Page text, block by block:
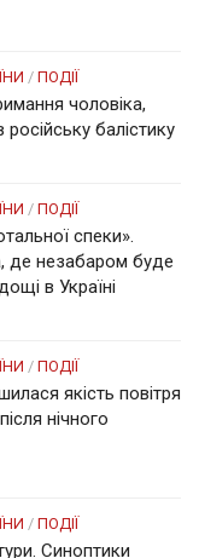
/ ПОДІЇ
чоловіка,
балістику
/ ПОДІЇ
спеки».
де незабаром буде
в Україні
/ ПОДІЇ
якість повітря
нічного
/ ПОДІЇ
Синоптики